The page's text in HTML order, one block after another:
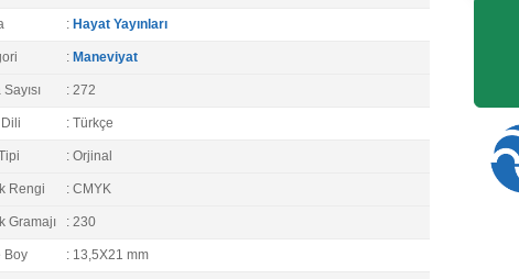
: Hayat Yayınları
: Maneviyat
: 272
: Türkçe
: Orjinal
Rengi : CMYK
Gramajı : 230
Boy : 13,5X21 mm